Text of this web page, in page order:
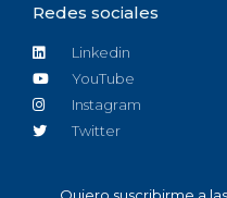
Redes sociales
Linkedin
YouTube
Instagram
Twitter
Quiero suscribirme a